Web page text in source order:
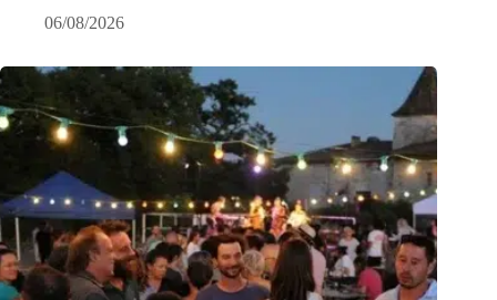
06/08/2026